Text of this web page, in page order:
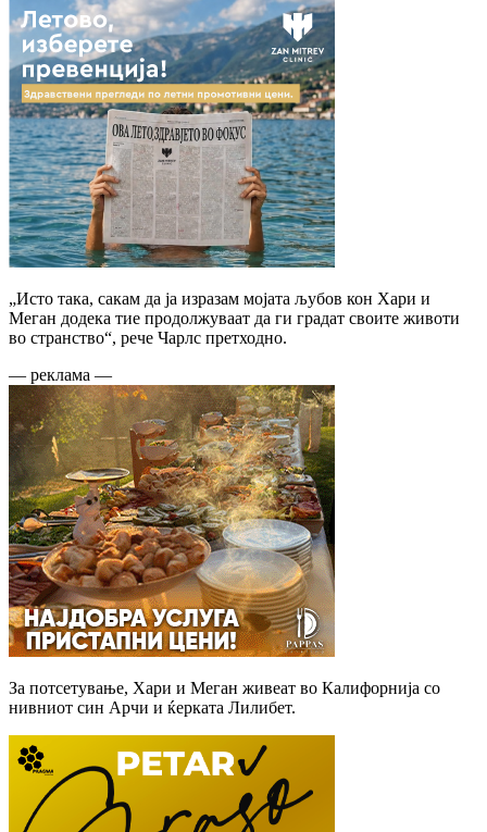
„Исто така, сакам да ја изразам мојата љубов кон Хари и
Меган додека тие продолжуваат да ги градат своите животи
во странство“, рече Чарлс претходно.
— реклама —
За потсетување, Хари и Меган живеат во Калифорнија со
нивниот син Арчи и ќерката Лилибет.